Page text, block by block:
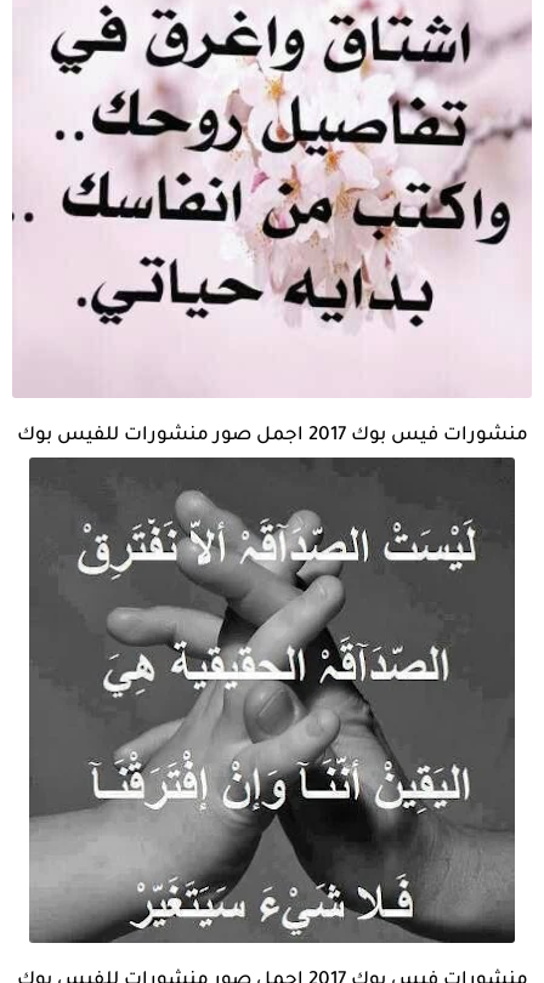
منشورات فيس بوك 2017 اجمل صور منشورات للفيس بوك